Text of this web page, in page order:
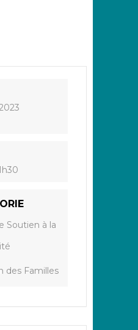
Soutien à la
des Familles